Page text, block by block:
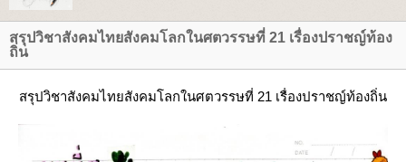
สรุปวิชาสังคมไทยสังคมโลกในศตวรรษที่ 21 เรื่องปราชญ์ท้อง
ถิ่น
สรุปวิชาสังคมไทยสังคมโลกในศตวรรษที่ 21 เรื่องปราชญ์ท้องถิ่น